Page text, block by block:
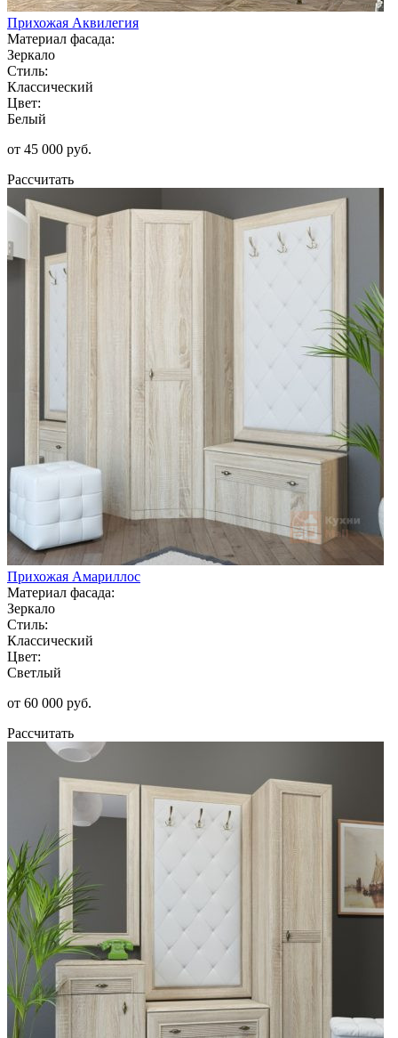
Прихожая Аквилегия
Материал фасада:
Зеркало
Стиль:
Классический
Цвет:
Белый
от 45 000 руб.
Рассчитать
Прихожая Амариллос
Материал фасада:
Зеркало
Стиль:
Классический
Цвет:
Светлый
от 60 000 руб.
Рассчитать